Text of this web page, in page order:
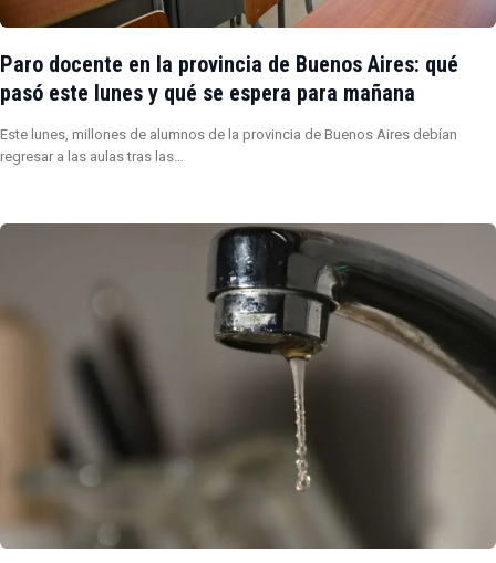
Paro docente en la provincia de Buenos Aires: qué
pasó este lunes y qué se espera para mañana
Este lunes, millones de alumnos de la provincia de Buenos Aires debían
regresar a las aulas tras las…